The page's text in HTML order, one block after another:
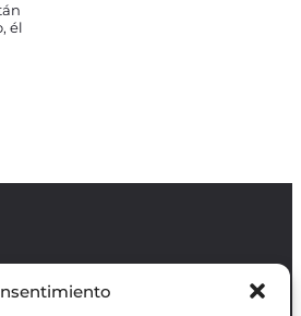
él
GODOT
es una revista